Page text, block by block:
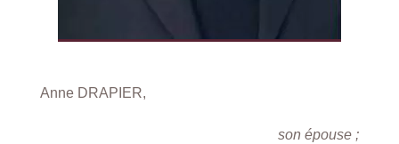
Anne DRAPIER,
son épouse ;